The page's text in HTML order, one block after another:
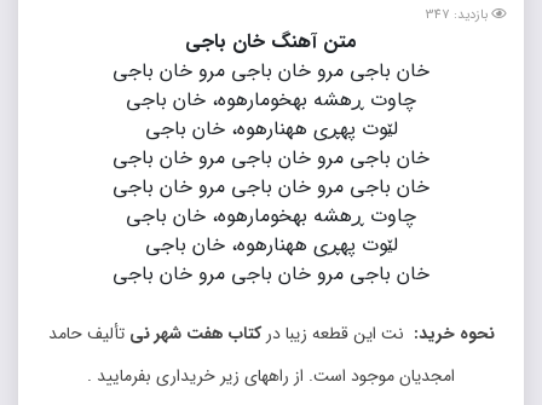
بازدید: 347
متن آهنگ خان باجی
خان باجی مرو خان باجی مرو خان باجی
چاوت ڕهشه بهخومارهوه، خان باجی
لێوت پهڕی ههنارهوه، خان باجی
خان باجی مرو خان باجی مرو خان باجی
خان باجی مرو خان باجی مرو خان باجی
چاوت ڕهشه بهخومارهوه، خان باجی
لێوت پهڕی ههنارهوه، خان باجی
خان باجی مرو خان باجی مرو خان باجی
نحوه خرید: نت این قطعه زیبا درکتاب هفت شهر نی تألیف حامد
امجدیان موجود است. از راههای زیر خریداری بفرمایید .